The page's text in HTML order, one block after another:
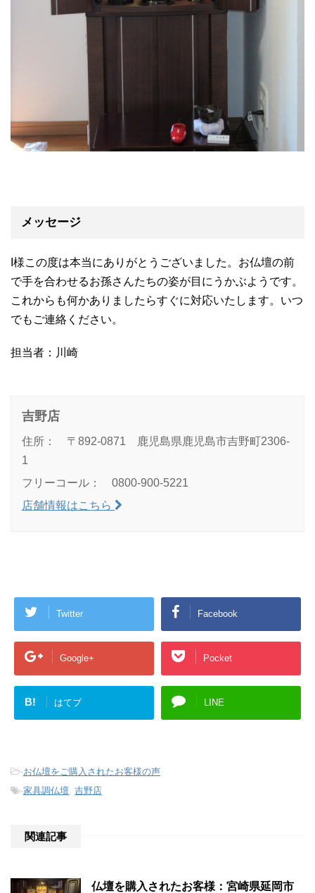
メッセージ
I様この度は本当にありがとうございました。お仏壇の前
で手を合わせるお孫さんたちの姿が目にうかぶようです。
これからも何かありましたらすぐに対応いたします。いつ
でもご連絡ください。
担当者：川崎
吉野店
住所： 〒892-0871 鹿児島県鹿児島市吉野町2306-
1
フリーコール： 0800-900-5221
店舗情報はこちら
Twitter Facebook
Google+ Pocket
B! はてブ LINE
-お仏壇をご購入されたお客様の声
-家具調仏壇 吉野店
関連記事
仏壇を購入されたお客様：宮崎県延岡市